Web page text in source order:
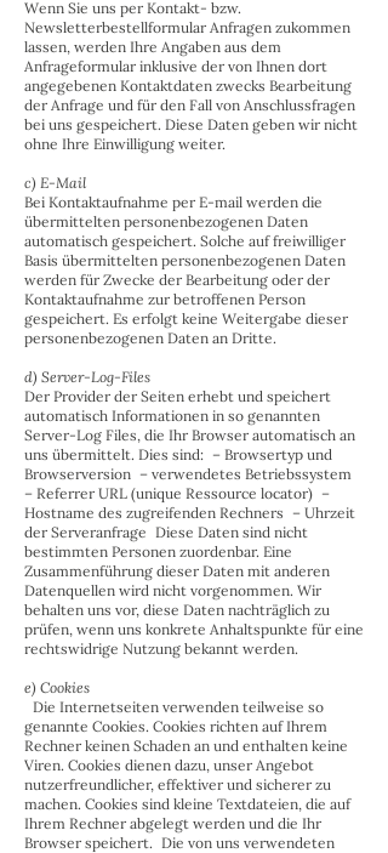
Wenn Sie uns per Kontakt- bzw.
Newsletterbestellformular Anfragen zukommen
lassen, werden Ihre Angaben aus dem
Anfrageformular inklusive der von Ihnen dort
angegebenen Kontaktdaten zwecks Bearbeitung
der Anfrage und für den Fall von Anschlussfragen
bei uns gespeichert. Diese Daten geben wir nicht
ohne Ihre Einwilligung weiter.
c) E-Mail
Bei Kontaktaufnahme per E-mail werden die
übermittelten personenbezogenen Daten
automatisch gespeichert. Solche auf freiwilliger
Basis übermittelten personenbezogenen Daten
werden für Zwecke der Bearbeitung oder der
Kontaktaufnahme zur betroffenen Person
gespeichert. Es erfolgt keine Weitergabe dieser
personenbezogenen Daten an Dritte.
d) Server-Log-Files
Der Provider der Seiten erhebt und speichert
automatisch Informationen in so genannten
Server-Log Files, die Ihr Browser automatisch an
uns übermittelt. Dies sind: – Browsertyp und
Browserversion – verwendetes Betriebssystem
– Referrer URL (unique Ressource locator) –
Hostname des zugreifenden Rechners – Uhrzeit
der Serveranfrage Diese Daten sind nicht
bestimmten Personen zuordenbar. Eine
Zusammenführung dieser Daten mit anderen
Datenquellen wird nicht vorgenommen. Wir
behalten uns vor, diese Daten nachträglich zu
prüfen, wenn uns konkrete Anhaltspunkte für eine
rechtswidrige Nutzung bekannt werden.
e) Cookies
Die Internetseiten verwenden teilweise so
genannte Cookies. Cookies richten auf Ihrem
Rechner keinen Schaden an und enthalten keine
Viren. Cookies dienen dazu, unser Angebot
nutzerfreundlicher, effektiver und sicherer zu
machen. Cookies sind kleine Textdateien, die auf
Ihrem Rechner abgelegt werden und die Ihr
Browser speichert. Die von uns verwendeten